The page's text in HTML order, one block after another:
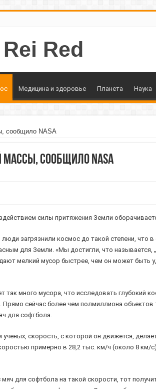
Rei Red
Медицина и здоровье Планета Наука
сообщило NASA
сообщило NASA
силы притяжения Земли
загрязнили космос до такой степени, что
для Земли. «Мы достигли, что называется,
мелкий мусор быстрее, чем он может быть
много мусора, что исследовать глубокий
сейчас более чем полмиллиона объектов
для софтбола.
скорость, с которой он движется,
примерно в 28,2 тыс. км/ч (около 8 км/
для софтбола на такой скорости, тот